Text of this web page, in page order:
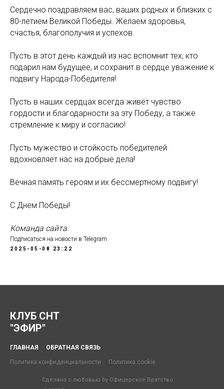
Сердечно поздравляем вас, ваших родных и близких с
80-летием Великой Победы. Желаем здоровья,
счастья, благополучия и успехов.
Пусть в этот день каждый из нас вспомнит тех, кто
подарил нам будущее, и сохранит в сердце уважение к
подвигу Народа-Победителя!
Пусть в наших сердцах всегда живёт чувство
гордости и благодарности за эту Победу, а также
стремление к миру и согласию!
Пусть мужество и стойкость победителей
вдохновляет нас на добрые дела!
Вечная память героям и их бессмертному подвигу!
С Днем Победы!
Команда сайта
Подписаться на новости в Telegram
2025-05-08 23:22
КЛУБ СНТ
"ЭФИР"
ГЛАВНАЯ ОБРАТНАЯ СВЯЗЬ
Политика конфиденциальности Политика cookie
Сделано с любовью by Офицерское Братство